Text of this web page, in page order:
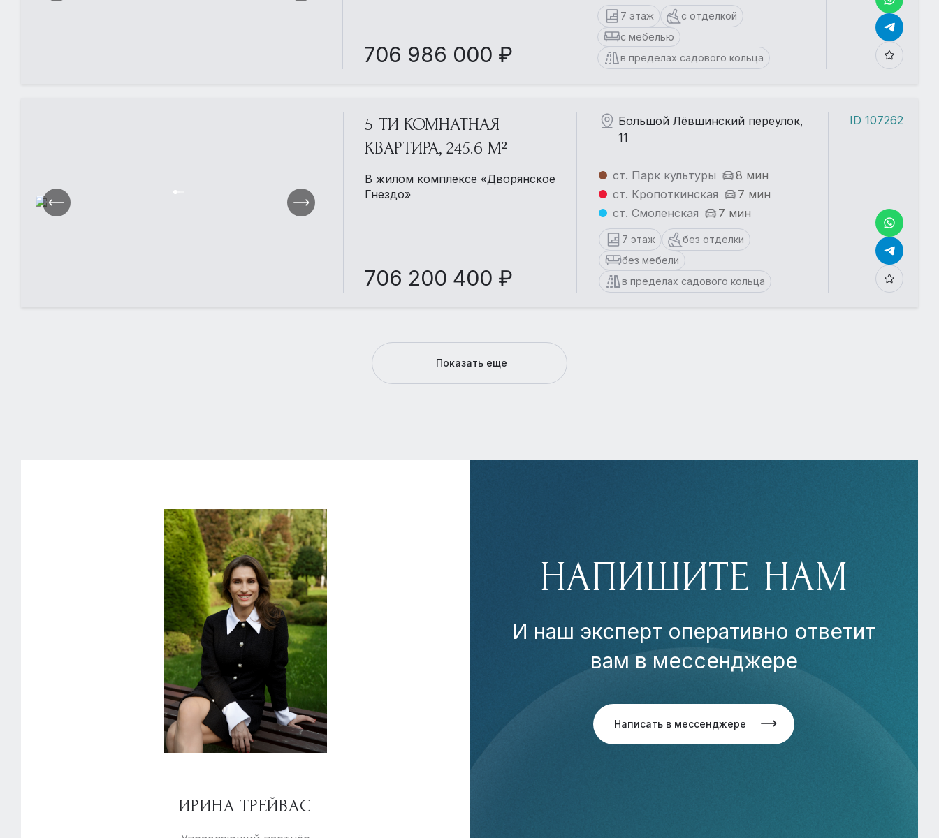
706 986 000 ₽
7 этаж
с отделкой
с мебелью
в пределах садового кольца
5-ТИ КОМНАТНАЯ
КВАРТИРА, 245.6 М²
В жилом комплексе «Дворянское
Гнездо»
706 200 400 ₽
Большой Лёвшинский переулок,
11
ст. Парк культуры
8 мин
ст. Кропоткинская
7 мин
ст. Смоленская
7 мин
7 этаж
без отделки
без мебели
в пределах садового кольца
ID 107262
Показать еще
ИРИНА ТРЕЙВАС
НАПИШИТЕ НАМ
И наш эксперт оперативно ответит
вам в мессенджере
Написать в мессенджере